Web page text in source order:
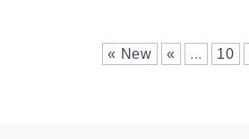
« New « ... 10